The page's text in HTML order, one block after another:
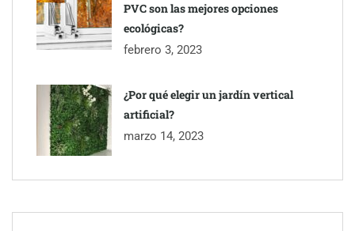
PVC son las mejores opciones
ecológicas?
febrero 3, 2023
¿Por qué elegir un jardín vertical
artificial?
marzo 14, 2023